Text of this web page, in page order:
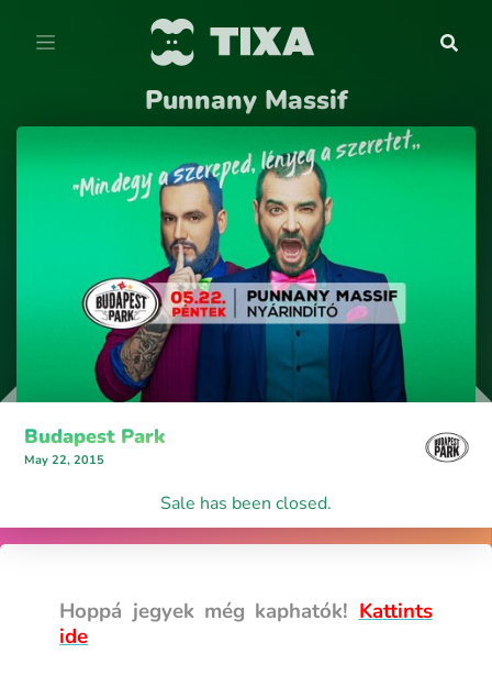
Punnany Massif
Budapest Park
May 22, 2015
Sale has been closed.
Hoppá jegyek még kaphatók! Kattints
ide